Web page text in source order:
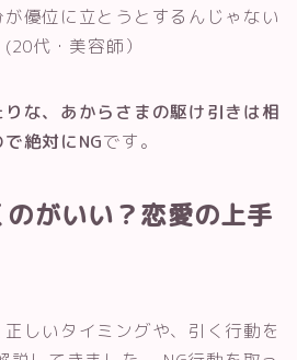
優位に立とうとするんじゃない
代・美容師）
な、あからさまの駆け引きは相
絶対にNGです。
がいい？恋愛の上手
しいタイミングや、引く行動を